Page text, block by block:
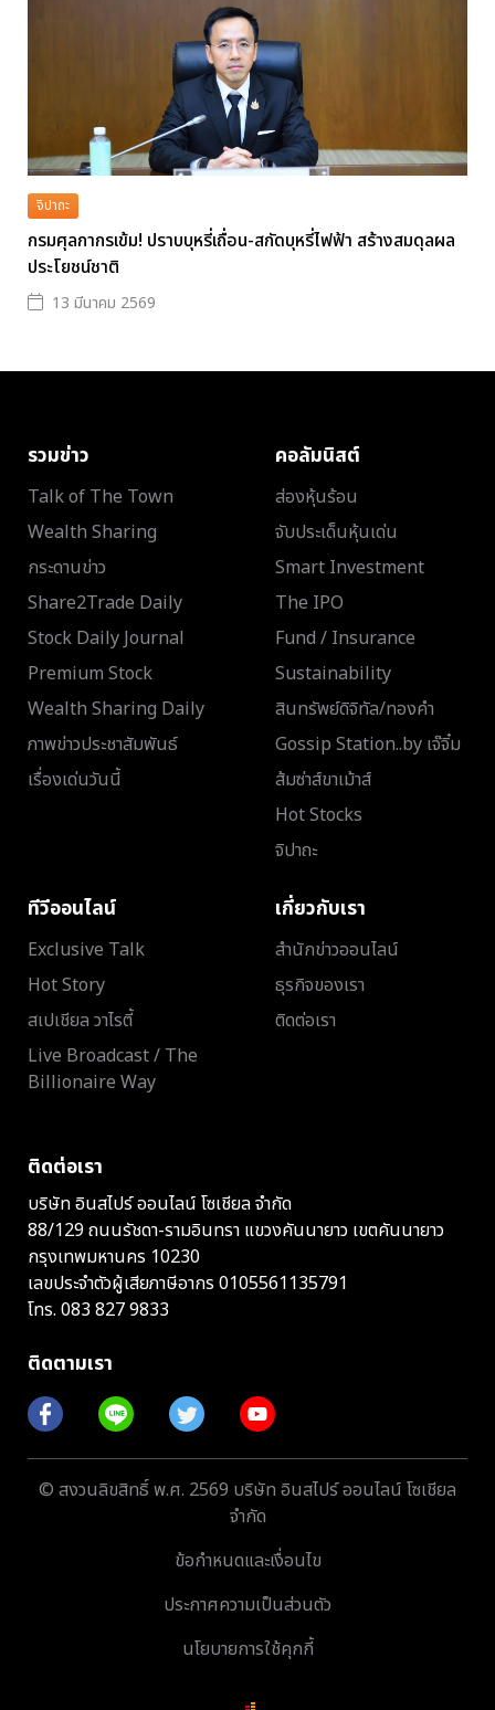
จิปาถะ
กรมศุลกากรเข้ม! ปราบบุหรี่เถื่อน-สกัดบุหรี่ไฟฟ้า สร้างสมดุลผล
ประโยชน์ชาติ
13 มีนาคม 2569
รวมข่าว
Talk of The Town
Wealth Sharing
กระดานข่าว
Share2Trade Daily
Stock Daily Journal
Premium Stock
Wealth Sharing Daily
ภาพข่าวประชาสัมพันธ์
เรื่องเด่นวันนี้
คอลัมนิสต์
ส่องหุ้นร้อน
จับประเด็นหุ้นเด่น
Smart Investment
The IPO
Fund / Insurance
Sustainability
สินทรัพย์ดิจิทัล/ทองคำ
Gossip Station..by เจ๊จิ๋ม
ส้มซ่าส์ขาเม้าส์
Hot Stocks
จิปาถะ
ทีวีออนไลน์
Exclusive Talk
Hot Story
สเปเชียล วาไรตี้
Live Broadcast / The
Billionaire Way
เกี่ยวกับเรา
สำนักข่าวออนไลน์
ธุรกิจของเรา
ติดต่อเรา
ติดต่อเรา
บริษัท อินสไปร์ ออนไลน์ โซเชียล จำกัด
88/129 ถนนรัชดา-รามอินทรา แขวงคันนายาว เขตคันนายาว
กรุงเทพมหานคร 10230
เลขประจำตัวผู้เสียภาษีอากร 0105561135791
โทร. 083 827 9833
ติดตามเรา
© สงวนลิขสิทธิ์ พ.ศ. 2569 บริษัท อินสไปร์ ออนไลน์ โซเชียล
จำกัด
ข้อกำหนดและเงื่อนไข
ประกาศความเป็นส่วนตัว
นโยบายการใช้คุกกี้